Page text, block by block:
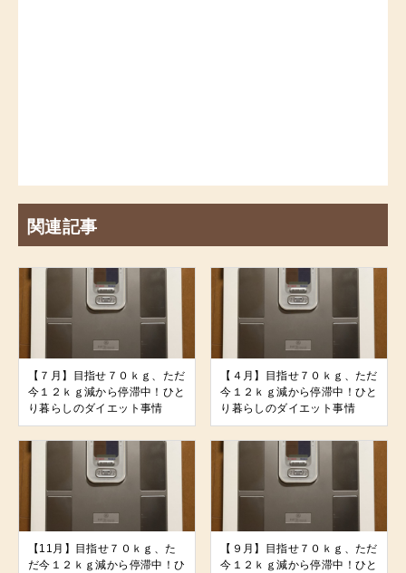
関連記事
【７月】目指せ７０ｋｇ、ただ
今１２ｋｇ減から停滞中！ひと
り暮らしのダイエット事情
【４月】目指せ７０ｋｇ、ただ
今１２ｋｇ減から停滞中！ひと
り暮らしのダイエット事情
【11月】目指せ７０ｋｇ、た
だ今１２ｋｇ減から停滞中！ひ
【９月】目指せ７０ｋｇ、ただ
今１２ｋｇ減から停滞中！ひと